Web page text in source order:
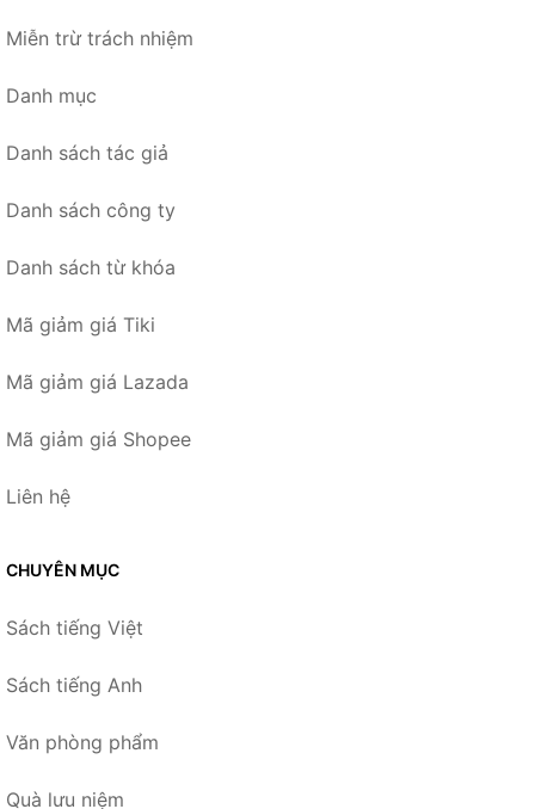
Miễn trừ trách nhiệm
Danh mục
Danh sách tác giả
Danh sách công ty
Danh sách từ khóa
Mã giảm giá Tiki
Mã giảm giá Lazada
Mã giảm giá Shopee
Liên hệ
CHUYÊN MỤC
Sách tiếng Việt
Sách tiếng Anh
Văn phòng phẩm
Quà lưu niệm